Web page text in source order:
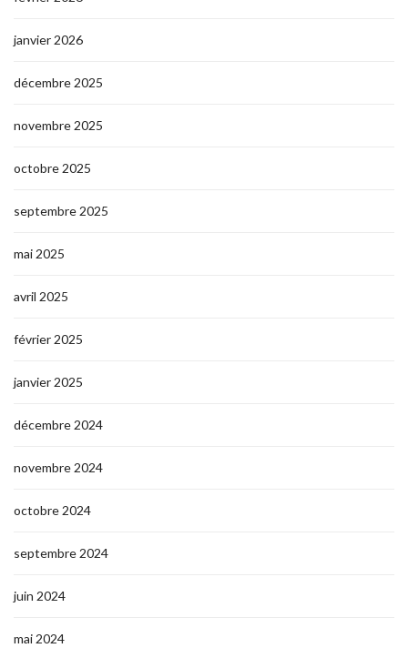
janvier 2026
décembre 2025
novembre 2025
octobre 2025
septembre 2025
mai 2025
avril 2025
février 2025
janvier 2025
décembre 2024
novembre 2024
octobre 2024
septembre 2024
juin 2024
mai 2024